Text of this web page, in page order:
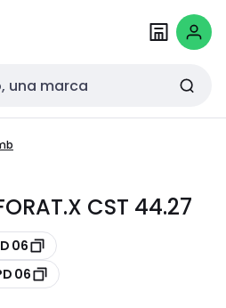
CST 44.27
06
06